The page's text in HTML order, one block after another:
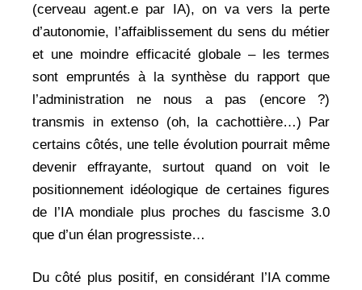
(cerveau agent.e par IA), on va vers la perte
d’autonomie, l’affaiblissement du sens du métier
et une moindre efficacité globale – les termes
sont empruntés à la synthèse du rapport que
l’administration ne nous a pas (encore ?)
transmis in extenso (oh, la cachottière…) Par
certains côtés, une telle évolution pourrait même
devenir effrayante, surtout quand on voit le
positionnement idéologique de certaines figures
de l’IA mondiale plus proches du fascisme 3.0
que d’un élan progressiste…
Du côté plus positif, en considérant l’IA comme